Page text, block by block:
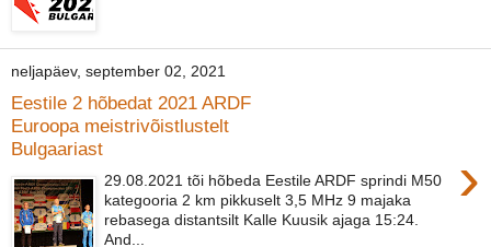
neljapäev, september 02, 2021
Eestile 2 hõbedat 2021 ARDF
Euroopa meistrivõistlustelt
Bulgaariast
›
29.08.2021 tõi hõbeda Eestile ARDF sprindi M50
kategooria 2 km pikkuselt 3,5 MHz 9 majaka
rebasega distantsilt Kalle Kuusik ajaga 15:24.
And...